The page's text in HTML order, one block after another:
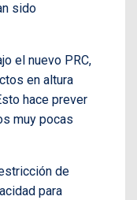
sido
el nuevo PRC,
en altura
hace prever
muy pocas
de
para